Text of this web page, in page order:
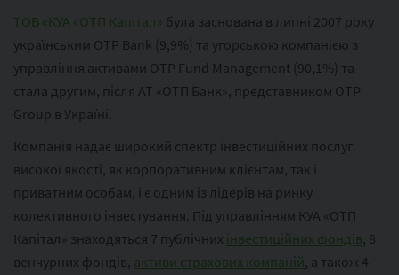
ТОВ «КУА «ОТП Капітал» була заснована в липні 2007 року
українським OTP Bank (9,9%) та угорською компанією з
управління активами OTP Fund Management (90,1%) та
стала другим, після АТ «ОТП Банк», представником OTP
Group в Україні.
Компанія надає широкий спектр інвестиційних послуг
високої якості, як корпоративним клієнтам, так і
приватним особам, і є одним із лідерів на ринку
колективного інвестування. Під управлінням КУА «ОТП
Капітал» знаходяться 7 публічних інвестиційних фондів, 8
венчурних фондів, активи страхових компаній, а також 4